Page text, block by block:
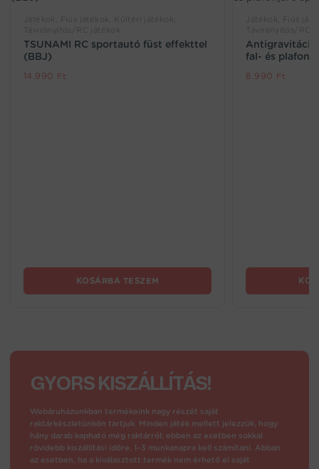
TSUNAMI RC sportautó füst effekttel
(BBJ)
14.990 Ft
KOSÁRBA TESZEM
fal- és
8.990 Ft
GYORS KISZÁLLÍTÁS!
Webáruházunkban termékeink nagy részét saját
raktárkészletünkön tartjuk. Minden játék mellett jelezzük, hogy
hány darab kapható még raktárról: ebben az esetben sokkal
rövidebb kiszállítási időre, 1–3 munkanapra kell számítani. Abban
az esetben, ha a kiválasztott termék nem érhető el saját